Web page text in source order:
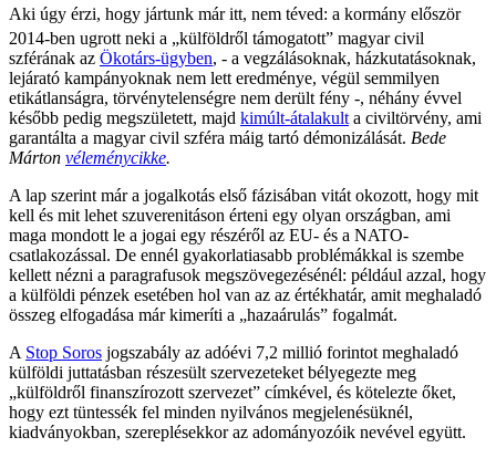
Aki úgy érzi, hogy jártunk már itt, nem téved: a kormány először
2014-ben ugrott neki a „külföldről támogatott” magyar civil
szférának az Ökotárs-ügyben, - a vegzálásoknak, házkutatásoknak,
lejárató kampányoknak nem lett eredménye, végül semmilyen
etikátlanságra, törvénytelenségre nem derült fény -, néhány évvel
később pedig megszületett, majd kimúlt-átalakult a civiltörvény, ami
garantálta a magyar civil szféra máig tartó démonizálását. Bede
Márton véleménycikke.
A lap szerint már a jogalkotás első fázisában vitát okozott, hogy mit
kell és mit lehet szuverenitáson érteni egy olyan országban, ami
maga mondott le a jogai egy részéről az EU- és a NATO-
csatlakozással. De ennél gyakorlatiasabb problémákkal is szembe
kellett nézni a paragrafusok megszövegezésénél: például azzal, hogy
a külföldi pénzek esetében hol van az az értékhatár, amit meghaladó
összeg elfogadása már kimeríti a „hazaárulás” fogalmát.
A Stop Soros jogszabály az adóévi 7,2 millió forintot meghaladó
külföldi juttatásban részesült szervezeteket bélyegezte meg
„külföldről finanszírozott szervezet” címkével, és kötelezte őket,
hogy ezt tüntessék fel minden nyilvános megjelenésüknél,
kiadványokban, szereplésekkor az adományozóik nevével együtt.